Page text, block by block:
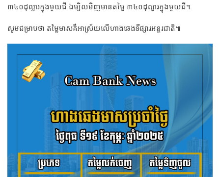
៣៤០ដុល្លារក្នុងមួយជី ឯម្សិលមិញមានតម្លៃ ៣៤០ដុល្លារក្នុងមួយជី។
សូមជម្រាបថា តម្លៃមាសគឺអាស្រ័យលើហាងឆេងទីផ្សារអន្តរជាតិ៕